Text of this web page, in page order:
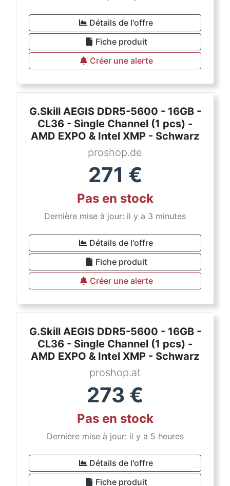
Détails de l'offre
Fiche produit
Créer une alerte
G.Skill AEGIS DDR5-5600 - 16GB -
CL36 - Single Channel (1 pcs) -
AMD EXPO & Intel XMP - Schwarz
proshop.de
271 €
Pas en stock
Dernière mise à jour: il y a 3 minutes
Détails de l'offre
Fiche produit
Créer une alerte
G.Skill AEGIS DDR5-5600 - 16GB -
CL36 - Single Channel (1 pcs) -
AMD EXPO & Intel XMP - Schwarz
proshop.at
273 €
Pas en stock
Dernière mise à jour: il y a 5 heures
Détails de l'offre
Fiche produit